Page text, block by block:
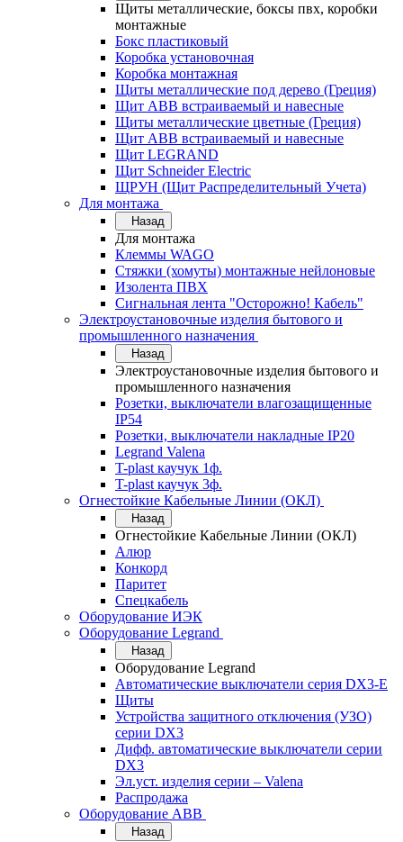
Щиты металлические, боксы пвх, коробки
монтажные
Бокс пластиковый
Коробка установочная
Коробка монтажная
Щиты металлические под дерево (Греция)
Щит ABB встраиваемый и навесные
Щиты металлические цветные (Греция)
Щит ABB встраиваемый и навесные
Щит LEGRAND
Щит Schneider Electric
ЩРУН (Щит Распределительный Учета)
Для монтажа
Назад
Для монтажа
Клеммы WAGO
Стяжки (хомуты) монтажные нейлоновые
Изолента ПВХ
Сигнальная лента "Осторожно! Кабель"
Электроустановочные изделия бытового и
промышленного назначения
Назад
Электроустановочные изделия бытового и
промышленного назначения
Розетки, выключатели влагозащищенные
IP54
Розетки, выключатели накладные IP20
Legrand Valena
T-plast каучук 1ф.
T-plast каучук 3ф.
Огнестойкие Кабельные Линии (ОКЛ)
Назад
Огнестойкие Кабельные Линии (ОКЛ)
Алюр
Конкорд
Паритет
Спецкабель
Оборудование ИЭК
Оборудование Legrand
Назад
Оборудование Legrand
Автоматические выключатели серия DX3-E
Щиты
Устройства защитного отключения (УЗО)
серии DX3
Дифф. автоматические выключатели серии
DX3
Эл.уст. изделия серии – Valena
Распродажа
Оборудование АВВ
Назад